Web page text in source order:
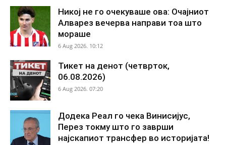
Никој не го очекуваше ова: Очајниот
Алварез вечерва направи тоа што
мораше
6 Aug 2026. 10:12
Тикет на денот (четврток,
06.08.2026)
6 Aug 2026. 07:20
Додека Реал го чека Винисијус,
Перез токму што го заврши
најскапиот трансфер во историјата!